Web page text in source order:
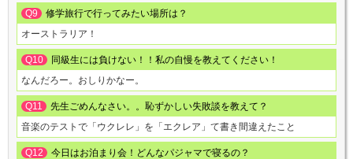
Q9
修学旅行で行ってみたい場所は？
オーストラリア！
Q10
同級生には負けない！！私の自慢を教えてください！
なんだろー。おしりかなー。
Q11
先生ごめんなさい。。恥ずかしい失敗談を教えて？
音楽のテストで「ウクレレ」を「エクレア」て書き間違えたこと
Q12
今日はお泊まり会！どんなパジャマで寝るの？